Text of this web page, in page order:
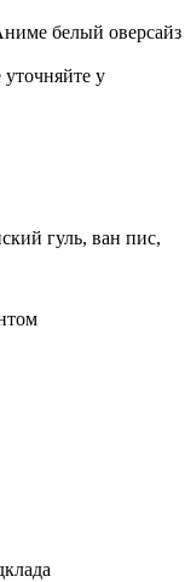
белый оверсайз
у
гуль, ван пис,